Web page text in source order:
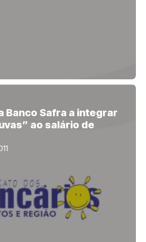
Banco Safra a integrar
ao salário de